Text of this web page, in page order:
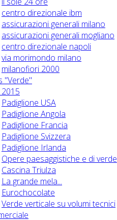
centro direzionale ibm
assicurazioni generali milano
assicurazioni generali mogliano
centro direzionale napoli
via morimondo milano
milanofiori 2000
"Verde"
Padiglione USA
Padiglione Angola
Padiglione Francia
Padiglione Svizzera
Padiglione Irlanda
Opere paesaggistiche e di verde
Cascina Triulza
La grande mela...
Eurochocolate
Verde verticale su volumi tecnici